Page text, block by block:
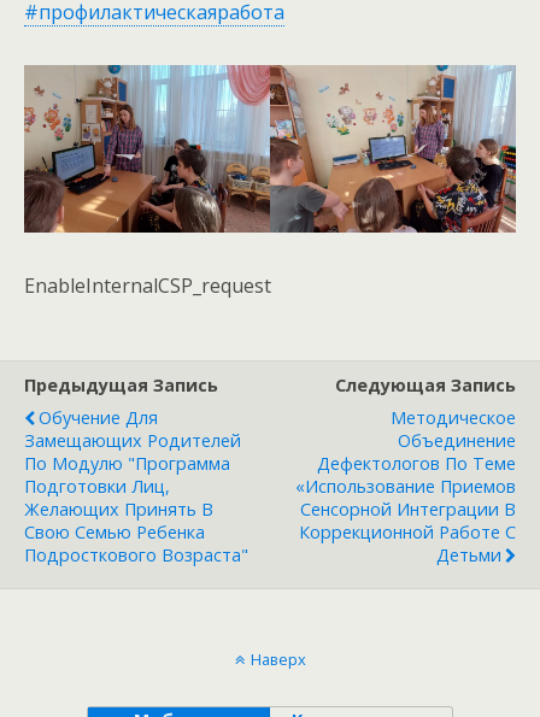
#профилактическаяработа
EnableInternalCSP_request
Предыдущая Запись
Обучение Для
Замещающих Родителей
По Модулю "Программа
Подготовки Лиц,
Желающих Принять В
Свою Семью Ребенка
Подросткового Возраста"
Следующая Запись
Методическое
Объединение
Дефектологов По Теме
«Использование Приемов
Сенсорной Интеграции В
Коррекционной Работе С
Детьми
Наверх